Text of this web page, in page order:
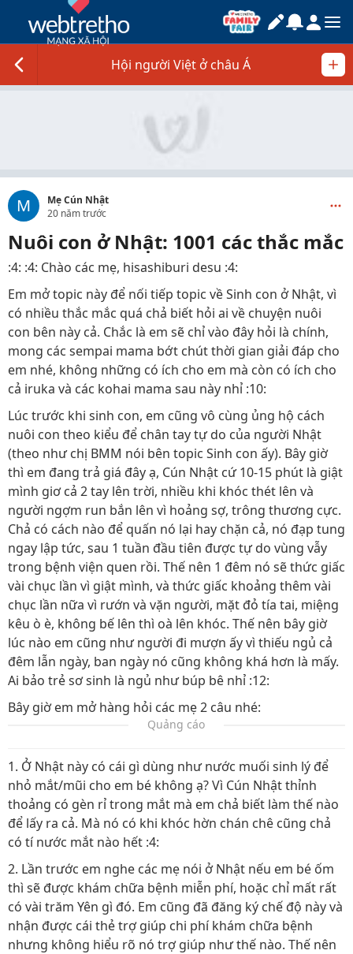
Hội người Việt ở châu Á
M
Mẹ Cún Nhật
20 năm trước
Nuôi con ở Nhật: 1001 các thắc mắc
:4: :4: Chào các mẹ, hisashiburi desu :4:
Em mở topic này để nối tiếp topic về Sinh con ở Nhật, vì
có nhiều thắc mắc quá chả biết hỏi ai về chuyện nuôi
con bên này cả. Chắc là em sẽ chỉ vào đây hỏi là chính,
mong các sempai mama bớt chút thời gian giải đáp cho
em nhé, không những có ích cho em mà còn có ích cho
cả iruka và các kohai mama sau này nhỉ :10:
Lúc trước khi sinh con, em cũng vô cùng ủng hộ cách
nuôi con theo kiểu để chân tay tự do của người Nhật
(theo như chị BMM nói bên topic Sinh con ấy). Bây giờ
thì em đang trả giá đây ạ, Cún Nhật cứ 10-15 phút là giật
mình giơ cả 2 tay lên trời, nhiều khi khóc thét lên và
người ngợm run bắn lên vì hoảng sợ, trông thương cực.
Chả có cách nào để quấn nó lại hay chặn cả, nó đạp tung
ngay lập tức, sau 1 tuần đầu tiên được tự do vùng vẫy
trong bệnh viện quen rồi. Thế nên 1 đêm nó sẽ thức giấc
vài chục lần vì giật mình, và thức giấc khoảng thêm vài
chục lần nữa vì rướn và vặn người, mặt đỏ tía tai, miệng
kêu ò è, không bế lên thì oà lên khóc. Thế nên bây giờ
lúc nào em cũng như người đi mượn ấy vì thiếu ngủ cả
đêm lẫn ngày, ban ngày nó cũng không khá hơn là mấy.
Ai bảo trẻ sơ sinh là ngủ như búp bê nhỉ :12:
Bây giờ em mở hàng hỏi các mẹ 2 câu nhé:
Quảng cáo
1. Ở Nhật này có cái gì dùng như nước muối sinh lý để
nhỏ mắt/mũi cho em bé không ạ? Vì Cún Nhật thỉnh
thoảng có gèn rỉ trong mắt mà em chả biết làm thế nào
để lấy ra cả. Mà nó có khi khóc hờn chán chê cũng chả
có tí nước mắt nào hết :4:
2. Lần trước em nghe các mẹ nói ở Nhật nếu em bé ốm
thì sẽ được khám chữa bệnh miễn phí, hoặc chỉ mất rất
có vài trăm Yên gì đó. Em cũng đã đăng ký chế độ này và
nhận được cái thẻ trợ giúp chi phí khám chữa bệnh
nhưng không hiểu rõ nó trợ giúp như thế nào. Thế nên